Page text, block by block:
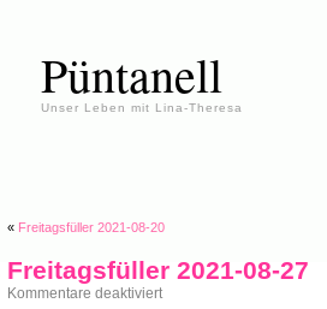
Püntanell
Unser Leben mit Lina-Theresa
« Freitagsfüller 2021-08-20
Freitagsfüller 2021-08-27
Kommentare deaktiviertfür